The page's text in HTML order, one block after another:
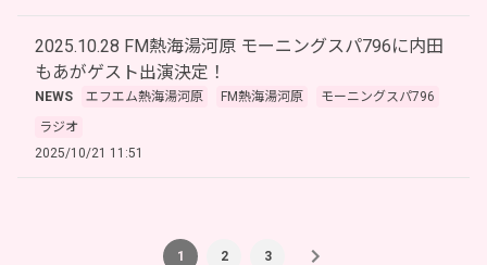
2025.10.28 FM熱海湯河原 モーニングスパ796に内田
もあがゲスト出演決定！
NEWS エフエム熱海湯河原 FM熱海湯河原
モーニングスパ796
ラジオ
2025/10/21 11:51
1 2 3